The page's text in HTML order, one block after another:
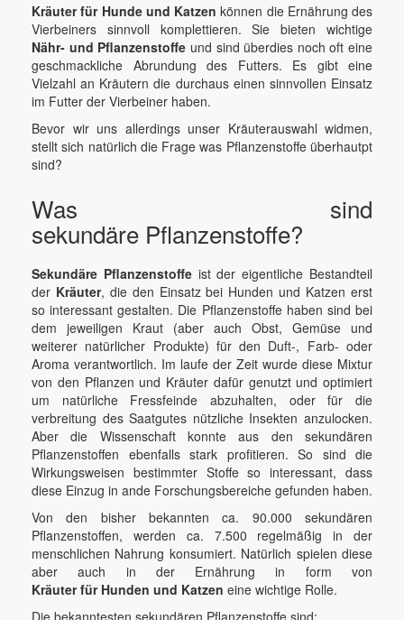
Kräuter für Hunde und Katzen können die Ernährung des
Vierbeiners sinnvoll komplettieren. Sie bieten wichtige
Nähr- und Pflanzenstoffe und sind überdies noch oft eine
geschmackliche Abrundung des Futters. Es gibt eine
Vielzahl an Kräutern die durchaus einen sinnvollen Einsatz
im Futter der Vierbeiner haben.
Bevor wir uns allerdings unser Kräuterauswahl widmen,
stellt sich natürlich die Frage was Pflanzenstoffe überhautpt
sind?
Was sind
sekundäre Pflanzenstoffe?
Sekundäre Pflanzenstoffeist der eigentliche Bestandteil
der Kräuter, die den Einsatz bei Hunden und Katzen erst
so interessant gestalten. Die Pflanzenstoffe haben sind bei
dem jeweiligen Kraut (aber auch Obst, Gemüse und
weiterer natürlicher Produkte) für den Duft-, Farb- oder
Aroma verantwortlich. Im laufe der Zeit wurde diese Mixtur
von den Pflanzen und Kräuter dafür genutzt und optimiert
um natürliche Fressfeinde abzuhalten, oder für die
verbreitung des Saatgutes nützliche Insekten anzulocken.
Aber die Wissenschaft konnte aus den sekundären
Pflanzenstoffen ebenfalls stark profitieren. So sind die
Wirkungsweisen bestimmter Stoffe so interessant, dass
diese Einzug in ande Forschungsbereiche gefunden haben.
Von den bisher bekannten ca. 90.000 sekundären
Pflanzenstoffen, werden ca. 7.500 regelmäßig in der
menschlichen Nahrung konsumiert. Natürlich spielen diese
aber auch in der Ernährung in form von
Kräuter für Hunden und Katzen eine wichtige Rolle.
Die bekanntesten sekundären Pflanzenstoffe sind: